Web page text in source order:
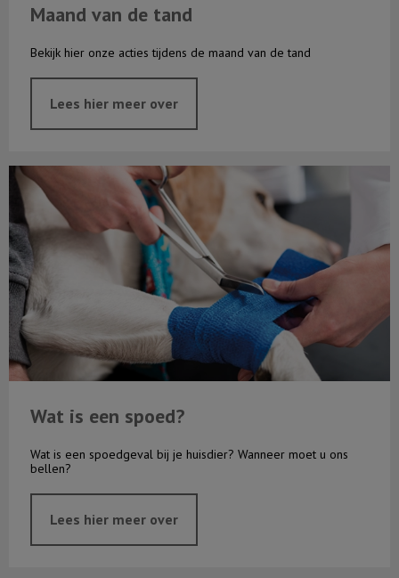
Maand van de tand
Bekijk hier onze acties tijdens de maand van de tand
Lees hier meer over
Wat is een spoed?
Wat is een spoed?
Wat is een spoedgeval bij je huisdier? Wanneer moet u ons
bellen?
Lees hier meer over